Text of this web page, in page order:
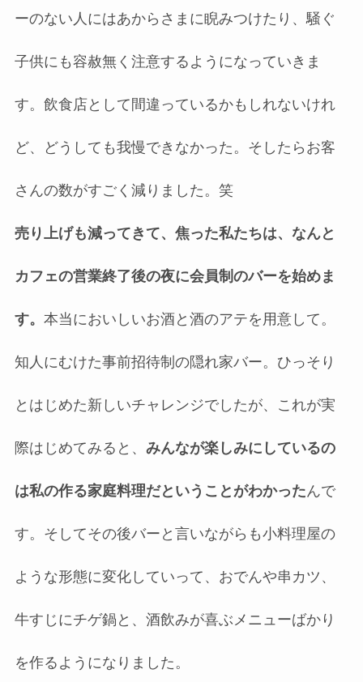
ーのない人にはあからさまに睨みつけたり、騒ぐ
子供にも容赦無く注意するようになっていきま
す。飲食店として間違っているかもしれないけれ
ど、どうしても我慢できなかった。そしたらお客
さんの数がすごく減りました。笑
売り上げも減ってきて、焦った私たちは、なんと
カフェの営業終了後の夜に会員制のバーを始めま
す。 本当においしいお酒と酒のアテを用意して。
知人にむけた事前招待制の隠れ家バー。ひっそり
とはじめた新しいチャレンジでしたが、これが実
際はじめてみると、 みんなが楽しみにしているの
は私の作る家庭料理だということがわかったんで
す。そしてその後バーと言いながらも小料理屋の
ような形態に変化していって、おでんや串カツ、
牛すじにチゲ鍋と、酒飲みが喜ぶメニューばかり
を作るようになりました。